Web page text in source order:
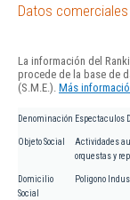
Datos
La información del
procede de la base de
(S.M.E.). Más
Denominación Espectaculos
Objeto Social
Actividades
orquestas y
Domicilio
Social
Poligono